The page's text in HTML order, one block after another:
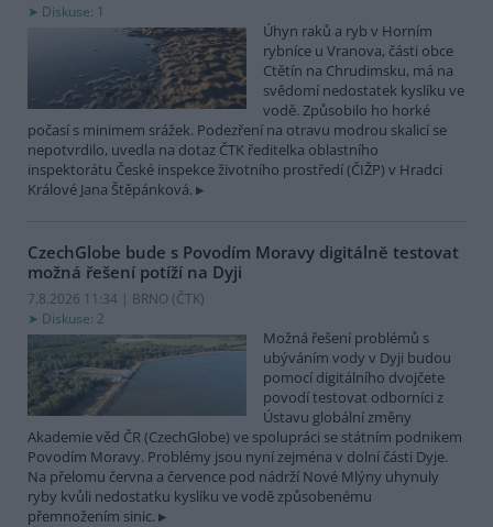
Diskuse: 1
Úhyn raků a ryb v Horním
rybníce u Vranova, části obce
Ctětín na Chrudimsku, má na
svědomí nedostatek kyslíku ve
vodě. Způsobilo ho horké
počasí s minimem srážek. Podezření na otravu modrou skalicí se
nepotvrdilo, uvedla na dotaz ČTK ředitelka oblastního
inspektorátu České inspekce životního prostředí (ČIŽP) v Hradci
Králové Jana Štěpánková.
CzechGlobe bude s Povodím Moravy digitálně testovat
možná řešení potíží na Dyji
7.8.2026 11:34 | BRNO (ČTK)
Diskuse: 2
Možná řešení problémů s
ubýváním vody v Dyji budou
pomocí digitálního dvojčete
povodí testovat odborníci z
Ústavu globální změny
Akademie věd ČR (CzechGlobe) ve spolupráci se státním podnikem
Povodím Moravy. Problémy jsou nyní zejména v dolní části Dyje.
Na přelomu června a července pod nádrží Nové Mlýny uhynuly
ryby kvůli nedostatku kyslíku ve vodě způsobenému
přemnožením sinic.